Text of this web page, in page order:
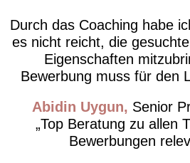
Durch das Coaching habe
es nicht reicht, die
Eigenschaften
Bewerbung muss für den
Abidin Uygun
Senior
Top Beratung zu allen
Bewerbungen